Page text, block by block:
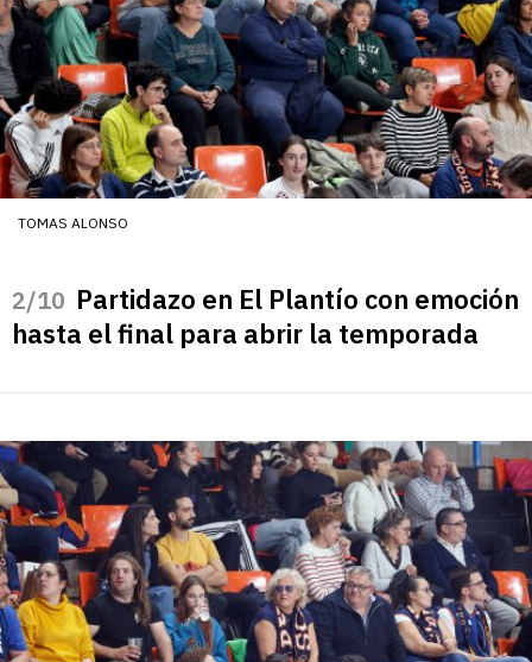
TOMAS ALONSO
/10 Partidazo en El Plantío con emoción
hasta el final para abrir la temporada